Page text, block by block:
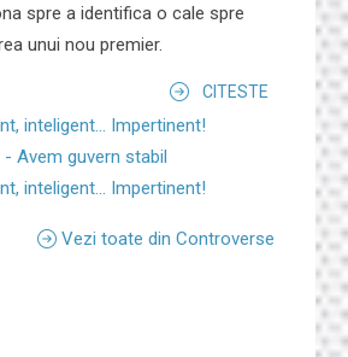
spre a identifica o cale spre
unui nou premier.
CITESTE
inteligent... Impertinent!
Avem guvern stabil
inteligent... Impertinent!
Vezi toate din Controverse